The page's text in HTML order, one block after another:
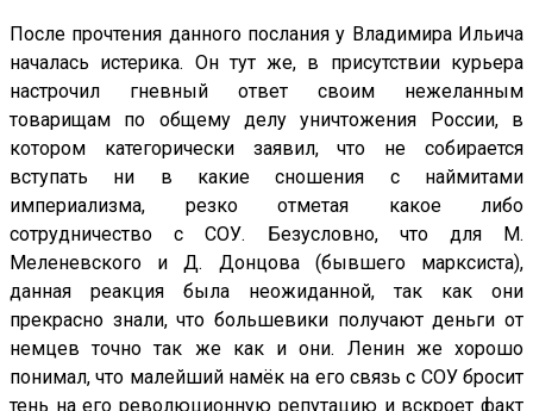
После прочтения данного послания у Владимира Ильича
началась истерика. Он тут же, в присутствии курьера
настрочил гневный ответ своим нежеланным
товарищам по общему делу уничтожения России, в
котором категорически заявил, что не собирается
вступать ни в какие сношения с наймитами
империализма, резко отметая какое либо
сотрудничество с СОУ. Безусловно, что для М.
Меленевского и Д. Донцова (бывшего марксиста),
данная реакция была неожиданной, так как они
прекрасно знали, что большевики получают деньги от
немцев точно так же как и они. Ленин же хорошо
понимал, что малейший намёк на его связь с СОУ бросит
тень на его революционную репутацию и вскроет факт